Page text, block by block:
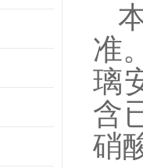
准
璃
含
硝